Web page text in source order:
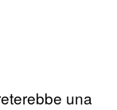
una